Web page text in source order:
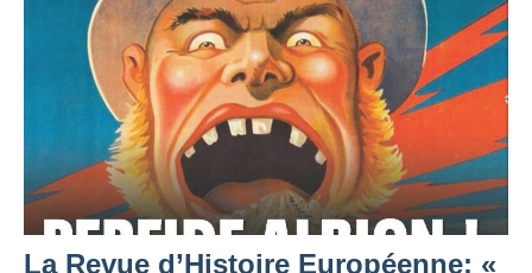
La Revue d’Histoire Européenne: «